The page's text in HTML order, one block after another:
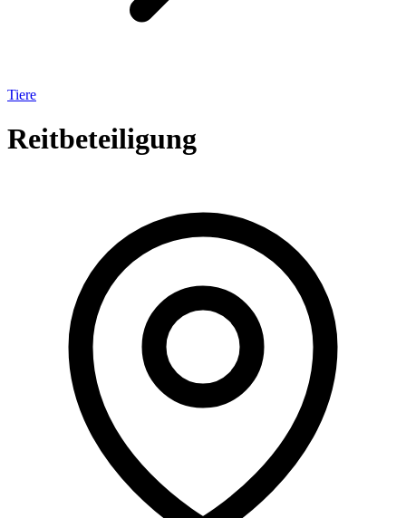
Tiere
Reitbeteiligung